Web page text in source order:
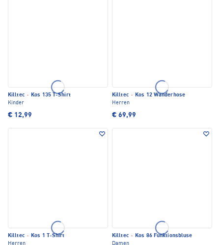
Killtec · Kos 135 T-Shirt
Kinder
€ 12,99
Killtec · Kos 12 Wanderhose
Herren
€ 69,99
Killtec · Kos 1 T-Shirt
Herren
Killtec · Kos 86 Funktionsbluse
Damen